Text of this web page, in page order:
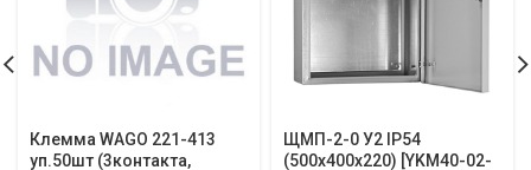
Клемма WAGO 221-413
уп.50шт (3контакта,
ЩМП-2-0 У2 IP54
(500х400х220) [YKM40-02-